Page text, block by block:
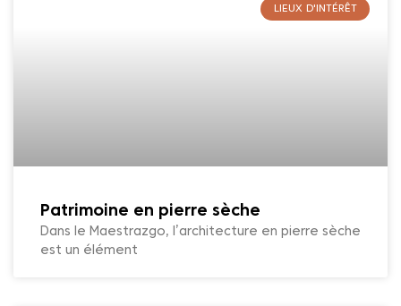
LIEUX D'INTÉRÊT
Patrimoine en pierre sèche
Dans le Maestrazgo, l’architecture en pierre sèche
est un élément